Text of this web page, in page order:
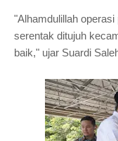
"Alhamdulillah
serentak ditujuh
baik," ujar Suardi